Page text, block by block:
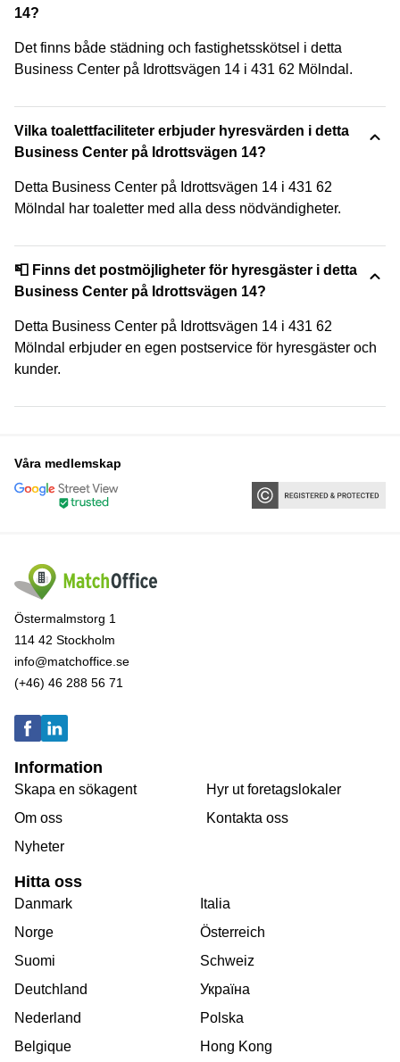
14?
Det finns både städning och fastighetsskötsel i detta
Business Center på Idrottsvägen 14 i 431 62 Mölndal.
Vilka toalettfaciliteter erbjuder hyresvärden i detta
Business Center på Idrottsvägen 14?
Detta Business Center på Idrottsvägen 14 i 431 62
Mölndal har toaletter med alla dess nödvändigheter.
📮 Finns det postmöjligheter för hyresgäster i detta
Business Center på Idrottsvägen 14?
Detta Business Center på Idrottsvägen 14 i 431 62
Mölndal erbjuder en egen postservice för hyresgäster och
kunder.
Våra medlemskap
Östermalmstorg 1
114 42 Stockholm
info@matchoffice.se
(+46) 46 288 56 71
Information
Skapa en sökagent
Om oss
Nyheter
Hyr ut foretagslokaler
Kontakta oss
Hitta oss
Danmark
Norge
Suomi
Deutchland
Nederland
Belgique
Italia
Österreich
Schweiz
Україна
Polska
Hong Kong